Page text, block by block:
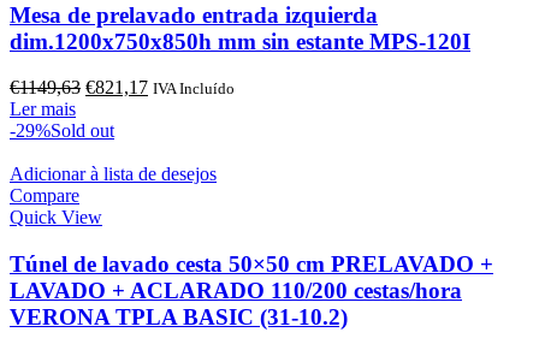
Mesa de prelavado entrada izquierda
dim.1200x750x850h mm sin estante MPS-120I
€1149,63 O
original
€1149,63.
€821,17O
€821,17.
IVA Incluído
Ler mais
-29%Sold out
Adicionar à lista de desejos
Compare
Quick View
Túnel de lavado cesta 50×50 cm PRELAVADO +
LAVADO + ACLARADO 110/200 cestas/hora
VERONA TPLA BASIC (31-10.2)